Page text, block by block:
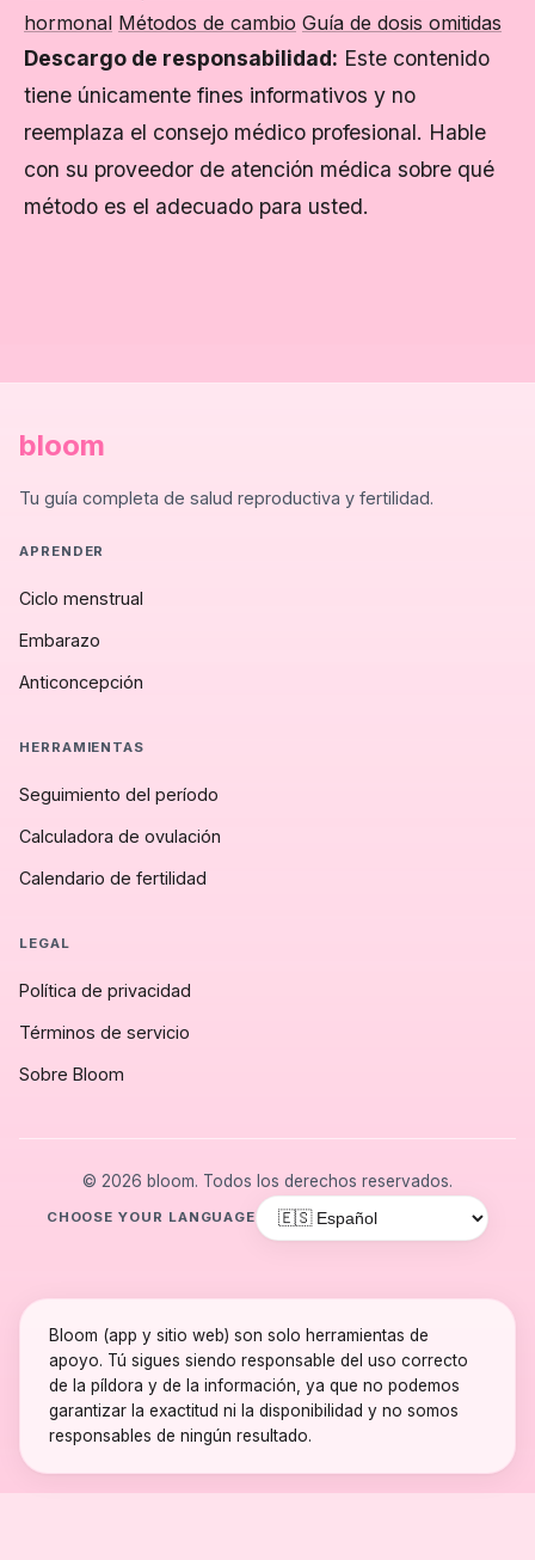
hormonal Métodos de cambio Guía de dosis omitidas
Descargo de responsabilidad: Este contenido
tiene únicamente fines informativos y no
reemplaza el consejo médico profesional. Hable
con su proveedor de atención médica sobre qué
método es el adecuado para usted.
bloom
Tu guía completa de salud reproductiva y fertilidad.
APRENDER
Ciclo menstrual
Embarazo
Anticoncepción
HERRAMIENTAS
Seguimiento del período
Calculadora de ovulación
Calendario de fertilidad
LEGAL
Política de privacidad
Términos de servicio
Sobre Bloom
© 2026 bloom. Todos los derechos reservados.
CHOOSE YOUR LANGUAGE
Bloom (app y sitio web) son solo herramientas de
apoyo. Tú sigues siendo responsable del uso correcto
de la píldora y de la información, ya que no podemos
garantizar la exactitud ni la disponibilidad y no somos
responsables de ningún resultado.